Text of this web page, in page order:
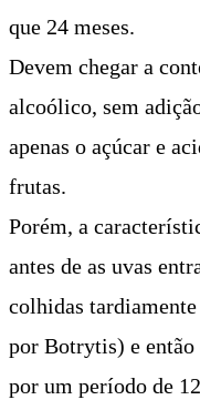
que 24 meses.
Devem chegar a
alcoólico, sem
apenas o açúcar e
frutas.
Porém, a
antes de as uvas
colhidas
por Botrytis) e então
por um período de